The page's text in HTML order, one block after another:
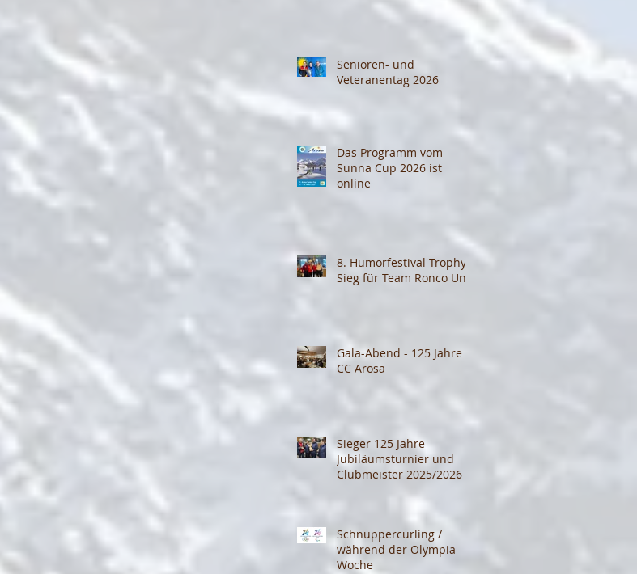
Senioren- und
Veteranentag 2026
Das Programm vom
Sunna Cup 2026 ist
online
8. Humorfestival-Trophy:
Sieg für Team Ronco Uno
Gala-Abend - 125 Jahre
CC Arosa
Sieger 125 Jahre
Jubiläumsturnier und
Clubmeister 2025/2026
Schnuppercurling /
während der Olympia-
Woche